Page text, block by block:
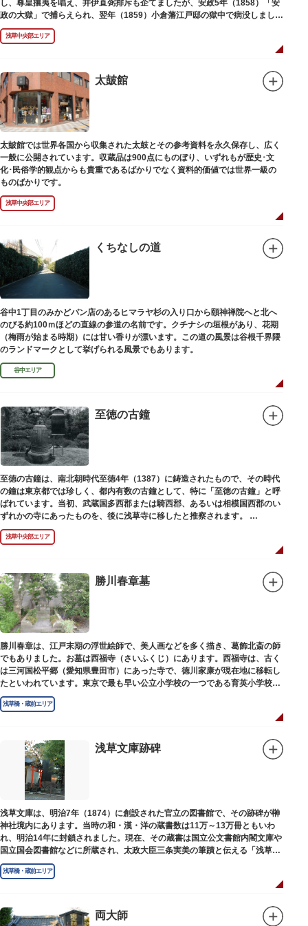
し、尊皇攘夷を唱え、井伊直弼排斥も企てましたが、安政5年（1858）「安
政の大獄」で捕らえられ、翌年（1859）小倉藩江戸邸の獄中で病没しまし
た。お墓は海禅寺（かいぜんじ）にあります。
浅草中央部エリア
太皷館
太皷館では世界各国から収集された太鼓とその参考資料を永久保存し、広く
一般に公開されています。収蔵品は900点にものぼり、いずれもが歴史･文
化･民俗学的観点からも貴重であるばかりでなく資料的価値では世界一級の
ものばかりです。
浅草中央部エリア
くちなしの道
谷中1丁目のみかどパン店のあるヒマラヤ杉の入り口から頤神禅院へと北へ
のびる約100ｍほどの直線の参道の名前です。クチナシの垣根があり、花期
（梅雨が始まる時期）には甘い香りが漂います。この道の風景は谷根千界隈
のランドマークとして挙げられる風景でもあります。
谷中エリア
至徳の古鐘
至徳の古鐘は、南北朝時代至徳4年（1387）に鋳造されたもので、その時代
の鐘は東京都では珍しく、都内有数の古鐘として、特に「至徳の古鐘」と呼
ばれています。当初、武蔵国多西郡または騎西郡、あるいは相模国西郡のい
ずれかの寺にあったものを、後に浅草寺に移したと推察されます。
現在は、五重塔北側の絵馬堂内に保管されています。絵馬堂は通常非公開と
なっていますが、不定期で行われる「伝法院庭園拝観と絵馬展」が開催され
浅草中央部エリア
勝川春章墓
勝川春章は、江戸末期の浮世絵師で、美人画などを多く描き、葛飾北斎の師
でもありました。お墓は西福寺（さいふくじ）にあります。西福寺は、古く
は三河国松平郷（愛知県豊田市）にあった寺で、徳川家康が現在地に移転し
たといわれています。東京で最も早い公立小学校の一つである育英小学校の
発祥の地としても知られています。
浅草橋・蔵前エリア
浅草文庫跡碑
浅草文庫は、明治7年（1874）に創設された官立の図書館で、その跡碑が榊
神社境内にあります。当時の和・漢・洋の蔵書数は11万～13万冊ともいわ
れ、明治14年に封鎖されました。現在、その蔵書は国立公文書館内閣文庫や
国立国会図書館などに所蔵され、太政大臣三条実美の筆蹟と伝える「浅草文
庫」の朱印が押されています。
浅草橋・蔵前エリア
両大師